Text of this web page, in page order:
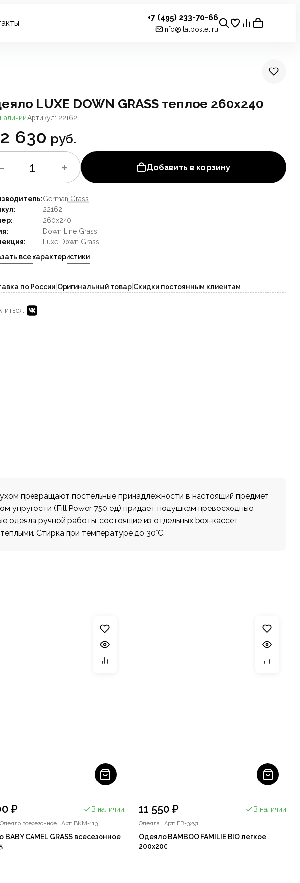
+7 (495) 233-70-66
info@italpostel.ru
LUXE DOWN GRASS теплое 260х240
Артикул: 22162
630 руб.
1 + Добавить в корзину
German Grass
22162
260x240
Down Line Grass
Luxe Down Grass
все характеристики
по России Оригинальный товар Скидки постоянным клиентам
превращают постельные принадлежности в настоящий предмет
упругости (Fill Power 750 ед) придает подушкам превосходные
одеяла ручной работы, состоящие из отдельных box-кассет,
Стирка при температуре до 30°С.
₽ В наличии
всесезонное · Арт: BKM-113
BABY CAMEL GRASS всесезонное
11 550 ₽ В наличии
Одеяла· Арт: FB-3291
Одеяло BAMBOO FAMILIE BIO легкое
200x200